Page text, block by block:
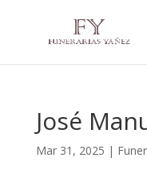
José
Mar 31, 2025 |